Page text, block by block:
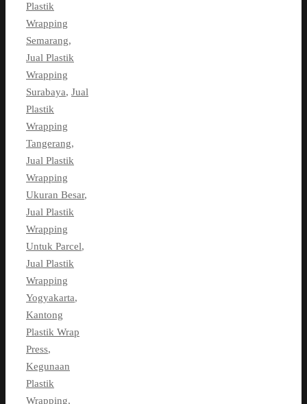
Plastik
Wrapping
Semarang,
Jual Plastik
Wrapping
Surabaya, Jual
Plastik
Wrapping
Tangerang,
Jual Plastik
Wrapping
Ukuran Besar,
Jual Plastik
Wrapping
Untuk Parcel,
Jual Plastik
Wrapping
Yogyakarta,
Kantong
Plastik Wrap
Press,
Kegunaan
Plastik
Wrapping,